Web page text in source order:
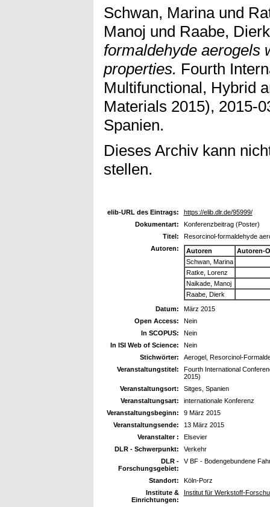
Schwan, Marinaund
Manoj und Raabe, Dierk
formaldehyde aerogels
properties. Fourth
Multifunctional, Hybrid
Materials 2015), 2015-
Spanien.
Dieses Archiv kann
stellen.
elib-URL des Eintrags:
https://elib.dlr.de/95999/
Dokumentart:
Konferenzbeitrag (Poster)
Titel:
Resorcinol-formaldehyde
Autoren:
Autoren
Autoren-
Schwan, Marina
Ratke, Lorenz
Naikade, Manoj
Raabe, Dierk
Datum:
März 2015
Open Access:
Nein
In SCOPUS:
Nein
In ISI Web of Science:
Nein
Stichwörter:
Aerogel, Resorcinol-
Veranstaltungstitel:
Fourth International
2015)
Veranstaltungsort:
Sitges, Spanien
Veranstaltungsart:
internationale Konferenz
Veranstaltungsbeginn:
9 März 2015
Veranstaltungsende:
13 März 2015
Veranstalter :
Elsevier
DLR - Schwerpunkt:
Verkehr
DLR -
Forschungsgebiet:
V BF - Bodengebundene
Standort:
Köln-Porz
Institute &
Einrichtungen:
Institut für Werkstoff-